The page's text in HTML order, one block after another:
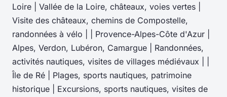
Loire | Vallée de la Loire, châteaux, voies vertes |
Visite des châteaux, chemins de Compostelle,
randonnées à vélo | | Provence-Alpes-Côte d'Azur |
Alpes, Verdon, Lubéron, Camargue | Randonnées,
activités nautiques, visites de villages médiévaux | |
Île de Ré | Plages, sports nautiques, patrimoine
historique | Excursions, sports nautiques, visites de